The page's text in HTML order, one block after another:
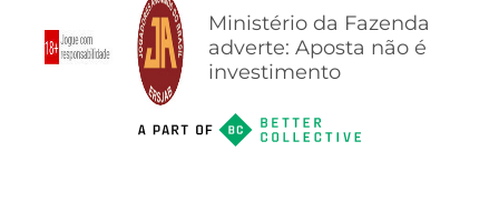
Ministério da Fazenda
adverte: Aposta não é
investimento